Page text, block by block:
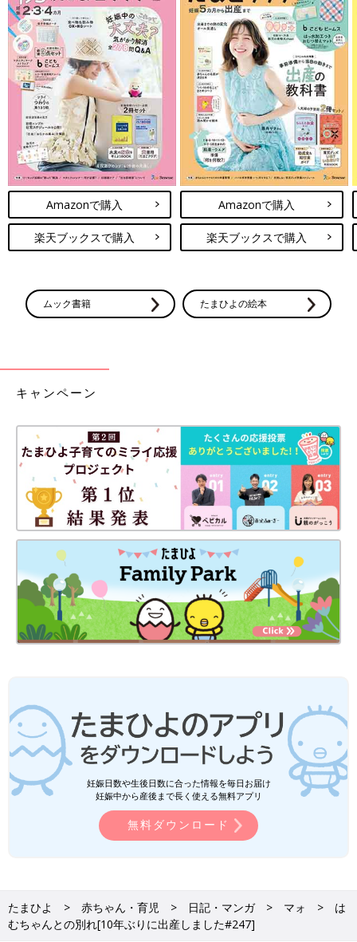
Amazonで購入
楽天ブックスで購入
Amazonで購入
楽天ブックスで購入
ムック書籍 たまひよの絵本
キャンペーン
妊娠日数や生後日数に合った情報を毎日お届け
妊娠中から産後まで長く使える無料アプリ
無料ダウンロード
たまひよ 赤ちゃん・育児 日記・マンガ マォ
は
むちゃんとの別れ[10年ぶりに出産しました#247]